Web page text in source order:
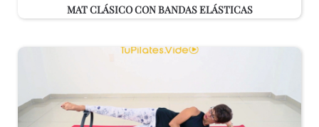
MAT CLÁSICO CON BANDAS ELÁSTICAS